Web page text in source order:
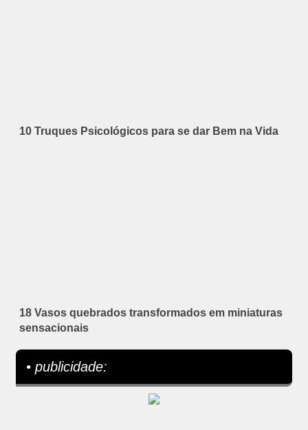
10 Truques Psicológicos para se dar Bem na Vida
18 Vasos quebrados transformados em miniaturas
sensacionais
• publicidade: